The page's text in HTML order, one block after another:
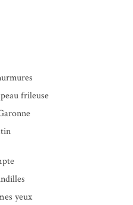
frileuse
yeux